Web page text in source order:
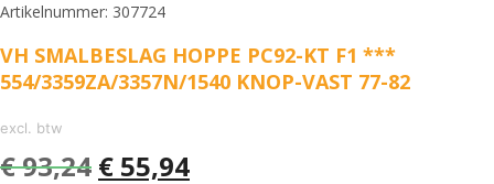
Artikelnummer: 307724
VH SMALBESLAG HOPPE PC92-KT F1 ***
554/3359ZA/3357N/1540 KNOP-VAST 77-82
excl. btw
€93,24 € 55,94